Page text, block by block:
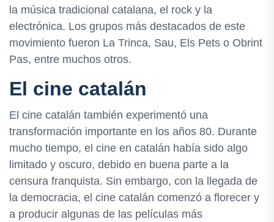
la música tradicional catalana, el rock y la
electrónica. Los grupos más destacados de este
movimiento fueron La Trinca, Sau, Els Pets o Obrint
Pas, entre muchos otros.
El cine catalán
El cine catalán también experimentó una
transformación importante en los años 80. Durante
mucho tiempo, el cine en catalán había sido algo
limitado y oscuro, debido en buena parte a la
censura franquista. Sin embargo, con la llegada de
la democracia, el cine catalán comenzó a florecer y
a producir algunas de las películas más